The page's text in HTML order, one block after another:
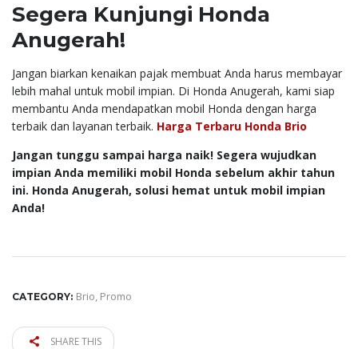
Segera Kunjungi Honda
Anugerah!
Jangan biarkan kenaikan pajak membuat Anda harus membayar
lebih mahal untuk mobil impian. Di Honda Anugerah, kami siap
membantu Anda mendapatkan mobil Honda dengan harga
terbaik dan layanan terbaik. Harga Terbaru Honda Brio
Jangan tunggu sampai harga naik! Segera wujudkan
impian Anda memiliki mobil Honda sebelum akhir tahun
ini. Honda Anugerah, solusi hemat untuk mobil impian
Anda!
CATEGORY: Brio, Promo
SHARE THIS